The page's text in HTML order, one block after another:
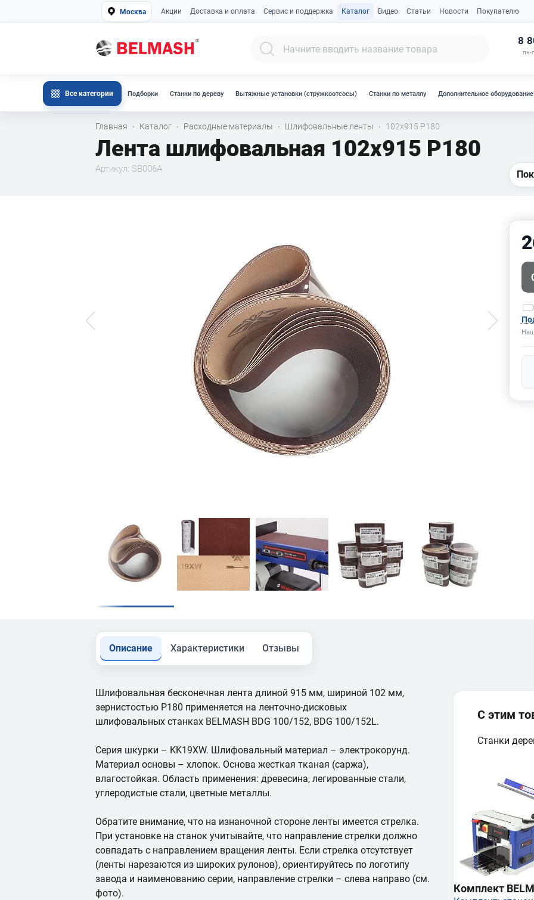
Москва Акции Доставка и оплата Сервис и поддержка Каталог Видео Статьи Новости Покупателю
8
пн-
Все категории Подборки Станки по дереву Вытяжные установки (стружкоотсосы) Станки по металлу Дополнительное оборудование
Главная · Каталог · Расходные материалы · Шлифовальные ленты · 102х915 Р180
Лента шлифовальная 102х915 P180
Артикул: SB006A
Описание Характеристики Отзывы
Шлифовальная бесконечная лента длиной 915 мм, шириной 102 мм,
зернистостью P180 применяется на ленточно-дисковых
шлифовальных станках BELMASH BDG 100/152, BDG 100/152L.
Серия шкурки – KK19XW. Шлифовальный материал – электрокорунд.
Материал основы – хлопок. Основа жесткая тканая (саржа),
влагостойкая. Область применения: древесина, легированные стали,
углеродистые стали, цветные металлы.
Обратите внимание, что на изнаночной стороне ленты имеется стрелка.
При установке на станок учитывайте, что направление стрелки должно
совпадать с направлением вращения ленты. Если стрелка отсутствует
(ленты нарезаются из широких рулонов), ориентируйтесь по логотипу
завода и наименованию серии, направление стрелки – слева направо (см.
фото).
С этим
Станки
Комплект